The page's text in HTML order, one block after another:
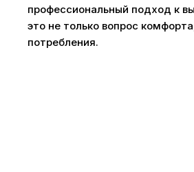
профессиональный подход к
это не только вопрос
потребления.